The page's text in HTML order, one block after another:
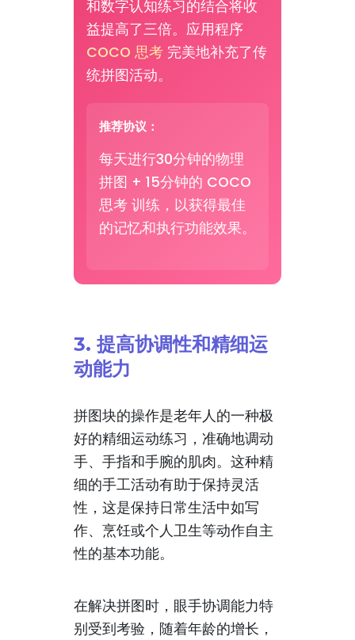
和数字认知练习的结合将收
益提高了三倍。应用程序
COCO 思考完美地补充了传
统拼图活动。
推荐协议：
每天进行30分钟的物理
拼图 + 15分钟的 COCO
思考 训练，以获得最佳
的记忆和执行功能效果。
3. 提高协调性和精细运
动能力
拼图块的操作是老年人的一种极
好的精细运动练习，准确地调动
手、手指和手腕的肌肉。这种精
细的手工活动有助于保持灵活
性，这是保持日常生活中如写
作、烹饪或个人卫生等动作自主
性的基本功能。
在解决拼图时，眼手协调能力特
别受到考验，随着年龄的增长，